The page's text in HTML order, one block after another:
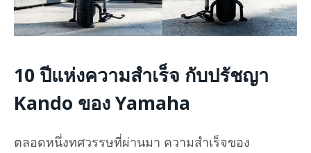
10 ปีแห่งความสำเร็จ กับปรัชญา
Kando ของ Yamaha
ตลอดหนึ่งทศวรรษที่ผ่านมา ความสำเร็จของ